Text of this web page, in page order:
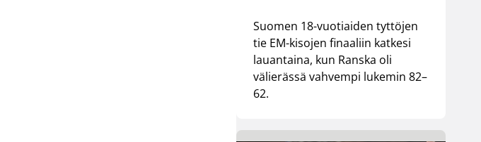
Suomen 18-vuotiaiden tyttöjen
tie EM-kisojen finaaliin katkesi
lauantaina, kun Ranska oli
välierässä vahvempi lukemin 82–
62.